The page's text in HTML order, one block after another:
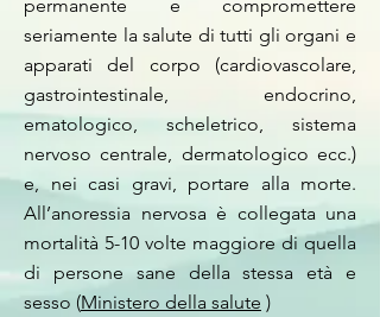
permanente e compromettere
seriamente la salute di tutti gli organi e
apparati del corpo (cardiovascolare,
gastrointestinale, endocrino,
ematologico, scheletrico, sistema
nervoso centrale, dermatologico ecc.)
e, nei casi gravi, portare alla morte.
All’anoressia nervosa è collegata una
mortalità 5-10 volte maggiore di quella
di persone sane della stessa età e
sesso (Ministero della salute )